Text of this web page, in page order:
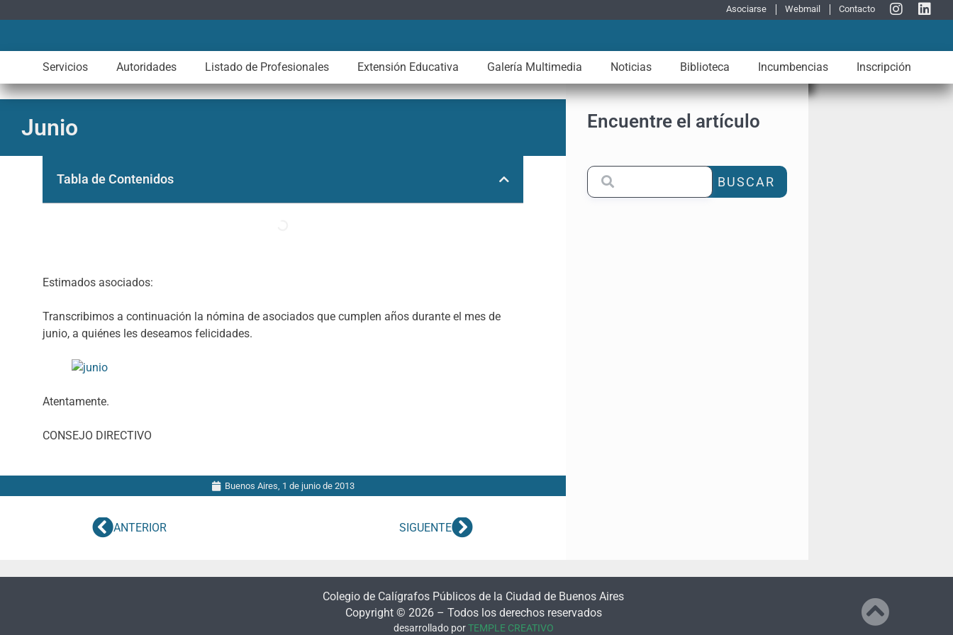
Asociarse Webmail Contacto
Servicios Autoridades Listado de Profesionales Extensión Educativa Galería Multimedia Noticias Biblioteca Incumbencias Inscripción
Junio
Tabla de Contenidos
Estimados asociados:
Transcribimos a continuación la nómina de asociados que cumplen años durante el mes de
junio, a quiénes les deseamos felicidades.
Atentamente.
CONSEJO DIRECTIVO
Buenos Aires, 1 de junio de 2013
ANTERIOR SIGUENTE
Encuentre el artículo
BUSCAR
Colegio de Calígrafos Públicos de la Ciudad de Buenos Aires
Copyright © 2026 – Todos los derechos reservados
desarrollado porTEMPLE CREATIVO